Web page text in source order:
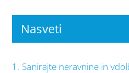
Nasveti
1. Sanirajte neravnine in